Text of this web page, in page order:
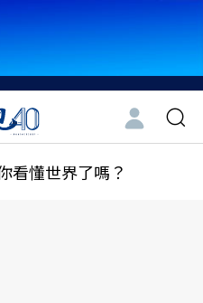
看懂世界了嗎？